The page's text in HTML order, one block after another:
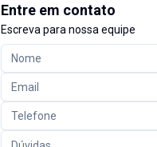
Entre em contato
Escreva para nossa equipe